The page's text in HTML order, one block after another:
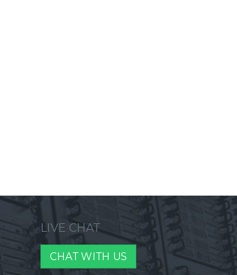
LIVE CHAT
CHAT WITH US